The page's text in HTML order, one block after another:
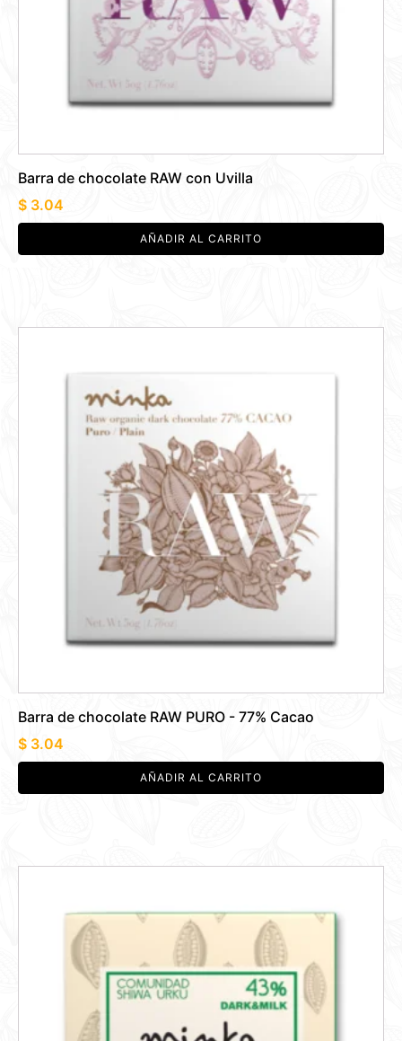
Barra de chocolate RAW con Uvilla
$ 3.04
AÑADIR AL CARRITO
Barra de chocolate RAW PURO - 77% Cacao
$ 3.04
AÑADIR AL CARRITO